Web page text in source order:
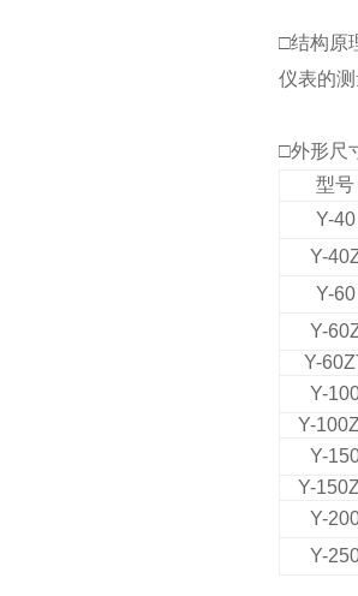
□结构原
仪表的
□外形尺
型号
Y-40
Y-
Y-60
Y-
Y-
Y-
Y-
Y-
Y-
Y-
Y-